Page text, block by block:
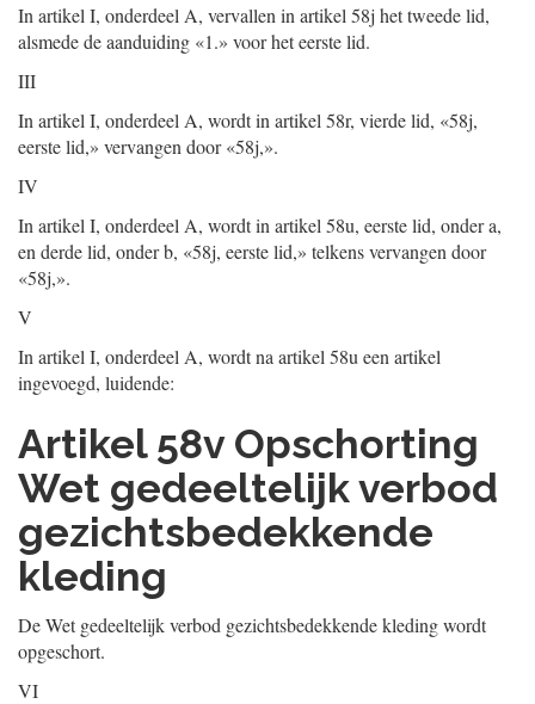
In artikel I, onderdeel A, vervallen in artikel 58j het tweede lid,
alsmede de aanduiding «1.» voor het eerste lid.
III
In artikel I, onderdeel A, wordt in artikel 58r, vierde lid, «58j,
eerste lid,» vervangen door «58j,».
IV
In artikel I, onderdeel A, wordt in artikel 58u, eerste lid, onder a,
en derde lid, onder b, «58j, eerste lid,» telkens vervangen door
«58j,».
V
In artikel I, onderdeel A, wordt na artikel 58u een artikel
ingevoegd, luidende:
Artikel 58v Opschorting
Wet gedeeltelijk verbod
gezichtsbedekkende
kleding
De Wet gedeeltelijk verbod gezichtsbedekkende kleding wordt
opgeschort.
VI